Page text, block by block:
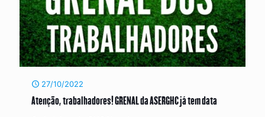
27/10/2022
Atenção, trabalhadores! GRENAL da ASERGHC já tem data